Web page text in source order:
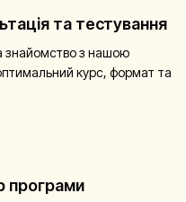
та тестування
знайомство з нашою
курс, формат та
програми